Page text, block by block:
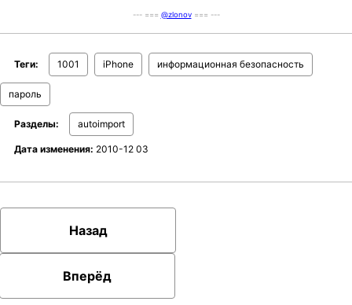
--- === @zlonov=== ---
Теги: 1001 iPhone информационная безопасность
пароль
Разделы: autoimport
Дата изменения: 2010-12 03
Назад
Вперёд